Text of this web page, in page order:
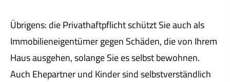
Übrigens: die Privathaftpflicht schützt Sie auch als
Immobilieneigentümer gegen Schäden, die von Ihrem
Haus ausgehen, solange Sie es selbst bewohnen.
Auch Ehepartner und Kinder sind selbstverständlich